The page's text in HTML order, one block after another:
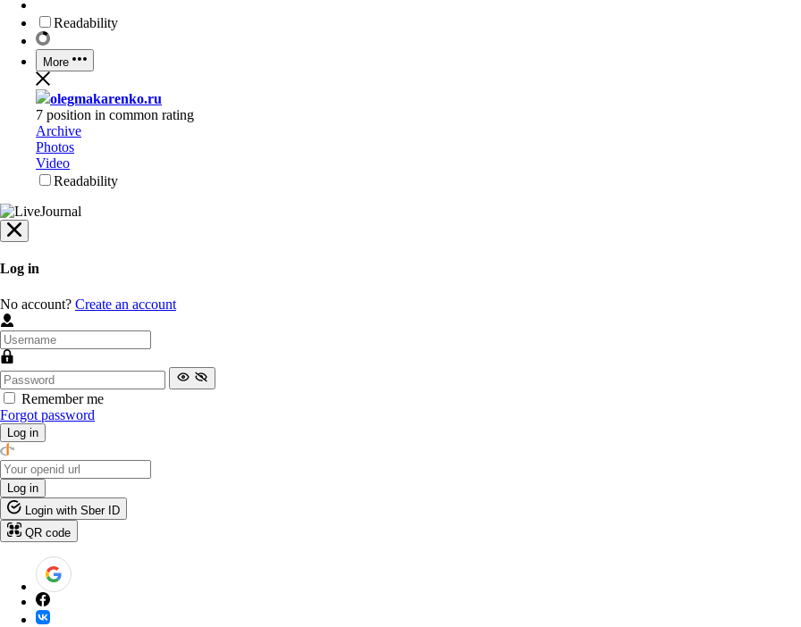
Readability
More
olegmakarenko.ru
7 position in common rating
Archive
Photos
Video
Readability
Log in
No account? Create an account
Remember me
Forgot password
Log in
Log in
Login with Sber ID
QR code